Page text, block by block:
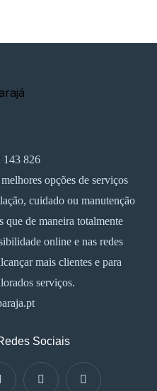
143 826
opções de serviços
cuidado ou manutenção
que de maneira totalmente
online e nas redes
mais clientes e para
serviços.
Sociais